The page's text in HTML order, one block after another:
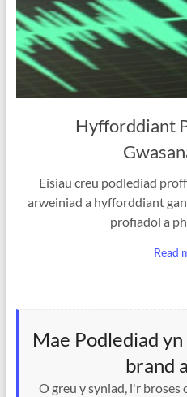
Hyfforddiant
Eisiau creu podlediad
arweiniad a hyfforddiant
profiadol a
Read
Mae Podlediad
brand
O greu y syniad, i'r broses